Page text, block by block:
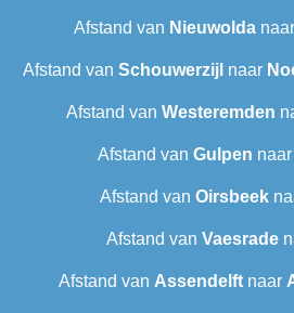
Afstand van Nieuwolda naar
Afstand van Schouwerzijl naar
Afstand van Westeremden
Afstand van Gulpen naar
Afstand van Oirsbeek
Afstand van Vaesrade
Afstand van Assendelft naar